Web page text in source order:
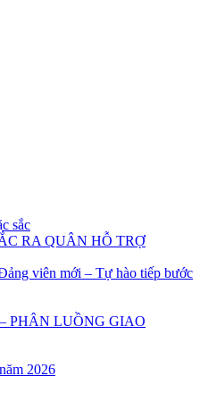
sắc
RA QUÂN HỖ TRỢ
viên mới – Tự hào tiếp bước
PHÂN LUỒNG GIAO
2026